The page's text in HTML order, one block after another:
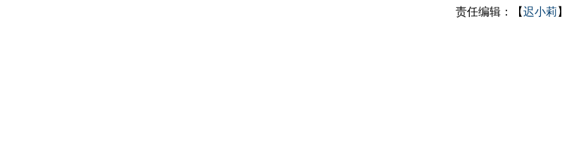
责任编辑：【迟小莉 】